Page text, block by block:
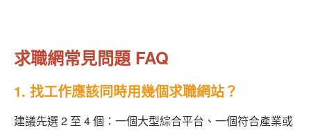
求職網常見問題 FAQ
1. 找工作應該同時用幾個求職網站？
建議先選 2 至 4 個：一個大型綜合平台、一個符合產業或